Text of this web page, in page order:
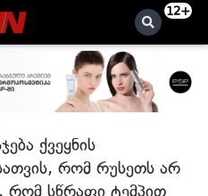
12+
ქვეყნის
რომ რუსეთს არ
რომ სწრაფი ტემპით